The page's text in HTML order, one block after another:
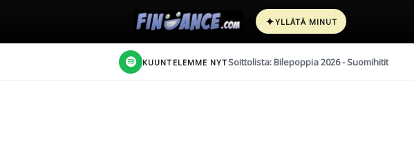
✦YLLÄTÄ MINUT
KUUNTELEMME NYT Soittolista: Bilepoppia 2026 - Suomihitit